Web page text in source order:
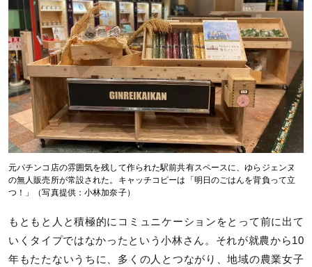
元パチンコ店の雰囲気を残して作られた駅前共有スペースに、ゆらジェンヌ
の無人販売所が常設された。キャッチコピーは「明日のごはんを背負って立
つ！」（写真提供：小林加奈子）
もともと人と積極的にコミュニケーションをとって前に出て
いくタイプではなかったという小林さん。それが就農から10
年もたたないうちに、多くの人とつながり、地域の農業女子